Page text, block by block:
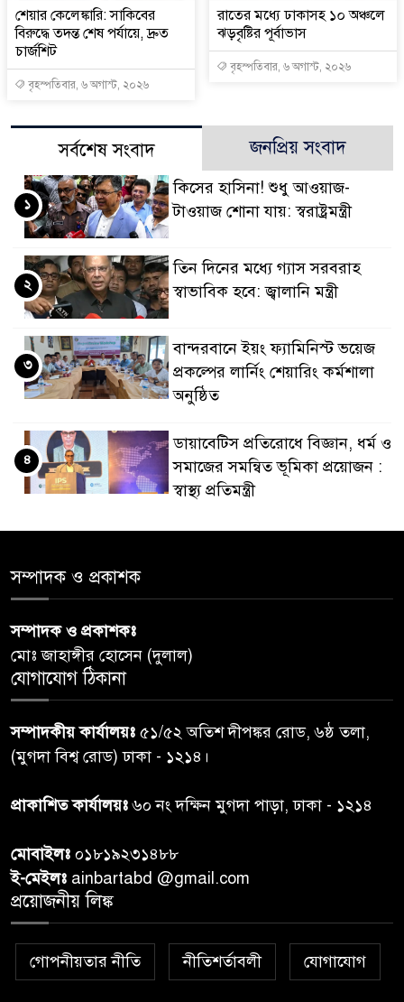
শেয়ার কেলেঙ্কারি: সাকিবের
বিরুদ্ধে তদন্ত শেষ পর্যায়ে, দ্রুত
চার্জশিট
বৃহস্পতিবার, ৬ অগাস্ট, ২০২৬
রাতের মধ্যে ঢাকাসহ ১০ অঞ্চলে
ঝড়বৃষ্টির পূর্বাভাস
বৃহস্পতিবার, ৬ অগাস্ট, ২০২৬
সর্বশেষ সংবাদ জনপ্রিয় সংবাদ
কিসের হাসিনা! শুধু আওয়াজ-
টাওয়াজ শোনা যায়: স্বরাষ্ট্রমন্ত্রী
১
তিন দিনের মধ্যে গ্যাস সরবরাহ
স্বাভাবিক হবে: জ্বালানি মন্ত্রী
২
বান্দরবানে ইয়ং ফ্যামিনিস্ট ভয়েজ
প্রকল্পের লার্নিং শেয়ারিং কর্মশালা
অনুষ্ঠিত
৩
ডায়াবেটিস প্রতিরোধে বিজ্ঞান, ধর্ম ও
সমাজের সমন্বিত ভূমিকা প্রয়োজন :
স্বাস্থ্য প্রতিমন্ত্রী
৪
তদন্ত শেষ পর্যায়ে, দ্রুত চার্জশিট
৬
ঝড়বৃষ্টির পূর্বাভাস
৭
প্রধানমন্ত্রীর সঙ্গে দেখা করে স্বপ্নপূরণ
অনুশ্রীর, মিলল হারমোনিয়াম
৮
২০ আগস্ট রাষ্ট্রপতি নির্বাচন,
৯
বান্দরবান বিজিবি সেক্টর সদর দপ্তর
১০
সম্পাদক ও প্রকাশক
সম্পাদক ও প্রকাশকঃ
মোঃ জাহাঙ্গীর হোসেন (দুলাল)
যোগাযোগ ঠিকানা
সম্পাদকীয় কার্যালয়ঃ ৫১/৫২ অতিশ দীপঙ্কর রোড, ৬ষ্ঠ তলা,
(মুগদা বিশ্ব রোড) ঢাকা - ১২১৪।
প্রাকাশিত কার্যালয়ঃ৬০ নং দক্ষিন মুগদা পাড়া, ঢাকা - ১২১৪
মোবাইলঃ ০১৮১৯২৩১৪৮৮
ই-মেইলঃ ainbartabd @gmail.com
প্রয়োজনীয় লিঙ্ক
গোপনীয়তার নীতি নীতিশর্তাবলী যোগাযোগ